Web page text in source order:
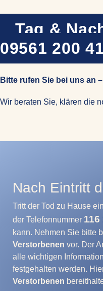
Tag &
09561 200
Bitte rufen Sie bei uns an
Wir beraten Sie, klären die
Nach Eintritt
Tritt der Tod zu Hause
der Telefonnummer 116
kann. Nehmen Sie bitte
Verstorbenen vor. Der
alle wichtigen
festgehalten werden.
Verstorbenen